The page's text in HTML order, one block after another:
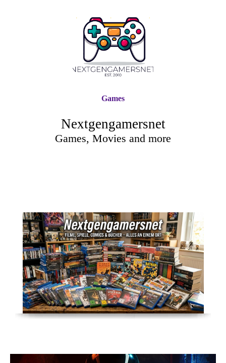
Nextgengamersnet
Games, Movies and more
Games